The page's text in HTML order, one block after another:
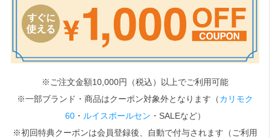
検索
※ご注文金額10,000円（税込）以上でご利用可能
※一部ブランド・商品はクーポン対象外となります（カリモク
60・ ルイスポールセン ・SALEなど）
※初回特典クーポンは会員登録後、自動で付与されます（ご利用